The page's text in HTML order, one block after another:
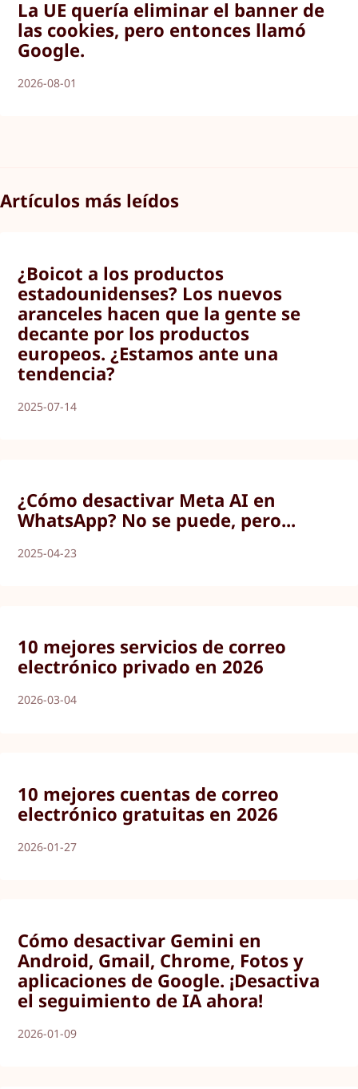
La UE quería eliminar el banner de
las cookies, pero entonces llamó
Google.
2026-08-01
Artículos más leídos
¿Boicot a los productos
estadounidenses? Los nuevos
aranceles hacen que la gente se
decante por los productos
europeos. ¿Estamos ante una
tendencia?
2025-07-14
¿Cómo desactivar Meta AI en
WhatsApp? No se puede, pero...
2025-04-23
10 mejores servicios de correo
electrónico privado en 2026
2026-03-04
10 mejores cuentas de correo
electrónico gratuitas en 2026
2026-01-27
Cómo desactivar Gemini en
Android, Gmail, Chrome, Fotos y
aplicaciones de Google. ¡Desactiva
el seguimiento de IA ahora!
2026-01-09